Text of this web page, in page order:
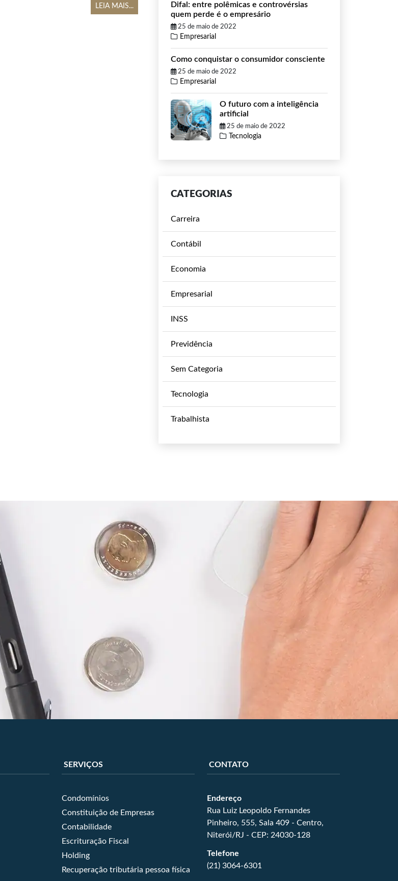
LEIA MAIS...
Difal: entre polêmicas e controvérsias
quem perde é o empresário
25 de maio de 2022
Empresarial
Como conquistar o consumidor consciente
25 de maio de 2022
Empresarial
O futuro com a inteligência
artificial
25 de maio de 2022
Tecnologia
CATEGORIAS
Carreira
Contábil
Economia
Empresarial
INSS
Previdência
Sem Categoria
Tecnologia
Trabalhista
SERVIÇOS
Condomínios
Constituição de Empresas
Contabilidade
Escrituração Fiscal
Holding
Recuperação tributária pessoa física
CONTATO
Endereço
Rua Luiz Leopoldo Fernandes
Pinheiro, 555, Sala 409 - Centro,
Niterói/RJ - CEP: 24030-128
Telefone
(21) 3064-6301